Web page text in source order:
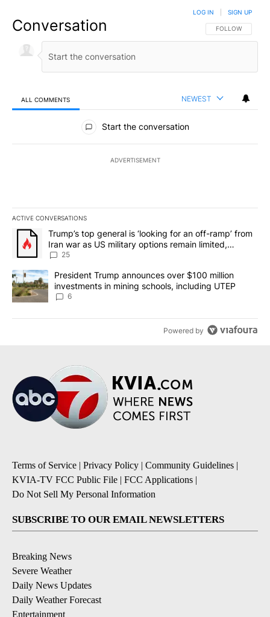
Conversation FOLLOW THIS
FOLLOW
LOG IN SIGN UP
ALL COMMENTS NEWEST
All Comments
Start the conversation
ADVERTISEMENT
ACTIVE CONVERSATIONS
The following is a list of the most commented articles in the last
A trending article titled "Trump’s top general is ‘looking for an
Trump’s top general is ‘looking for an off-ramp’ from
Iran war as US military options remain limited,
sources say
25
A trending article titled "President Trump announces over $100
President Trump announces over $100 million
investments in mining schools, including UTEP
6
Powered by
Terms of Service | Privacy Policy | Community Guidelines |
KVIA-TV FCC Public File | FCC Applications |
Do Not Sell My Personal Information
SUBSCRIBE TO OUR EMAIL NEWSLETTERS
Breaking News
Severe Weather
Daily News Updates
Daily Weather Forecast
Entertainment